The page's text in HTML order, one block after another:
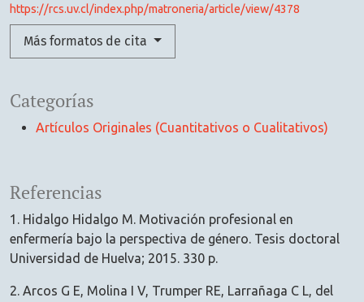
Categorías
Artículos Originales (Cuantitativos o Cualitativos)
https://rcs.uv.cl/index.php/matroneria/article/view/4378
Más formatos de cita
Referencias
1. Hidalgo Hidalgo M. Motivación profesional en
enfermería bajo la perspectiva de género. Tesis doctoral
Universidad de Huelva; 2015. 330 p.
2. Arcos G E, Molina I V, Trumper RE, Larrañaga C L, del